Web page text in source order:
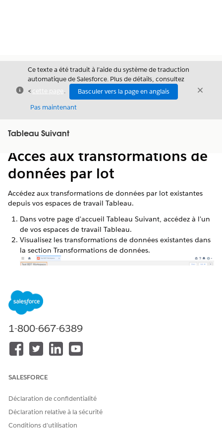
Fermer
Ce texte a été traduit à l’aide du système de traduction
automatique de Salesforce. Plus de détails, consultez
<cette page .
Basculer vers la page en anglais
Pas maintenant
Fermer
Tableau SuivantAfficher la table des matières
Table des
Accès aux transformations de
données par lot
Accédez aux transformations de données par lot existantes
depuis vos espaces de travail Tableau.
Dans votre page d'accueil Tableau Suivant, accédez à l'un
de vos espaces de travail Tableau.
Visualisez les transformations de données existantes dans
la section Transformations de données.
Dites-nous ce que nous pouvons améliorer !
1-800-667-6389
SALESFORCE
Déclaration de confidentialité
Déclaration relative à la sécurité
Conditions d’utilisation